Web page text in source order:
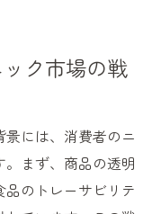
ク市場の戦
には、消費者のニ
まず、商品の透明
のトレーサビリテ